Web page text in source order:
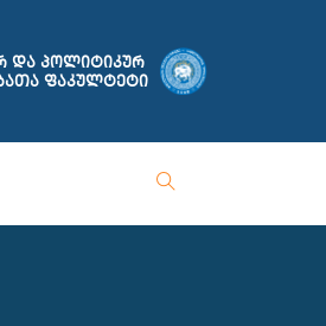
და პოლიტიკურ
ფაკულტეტი